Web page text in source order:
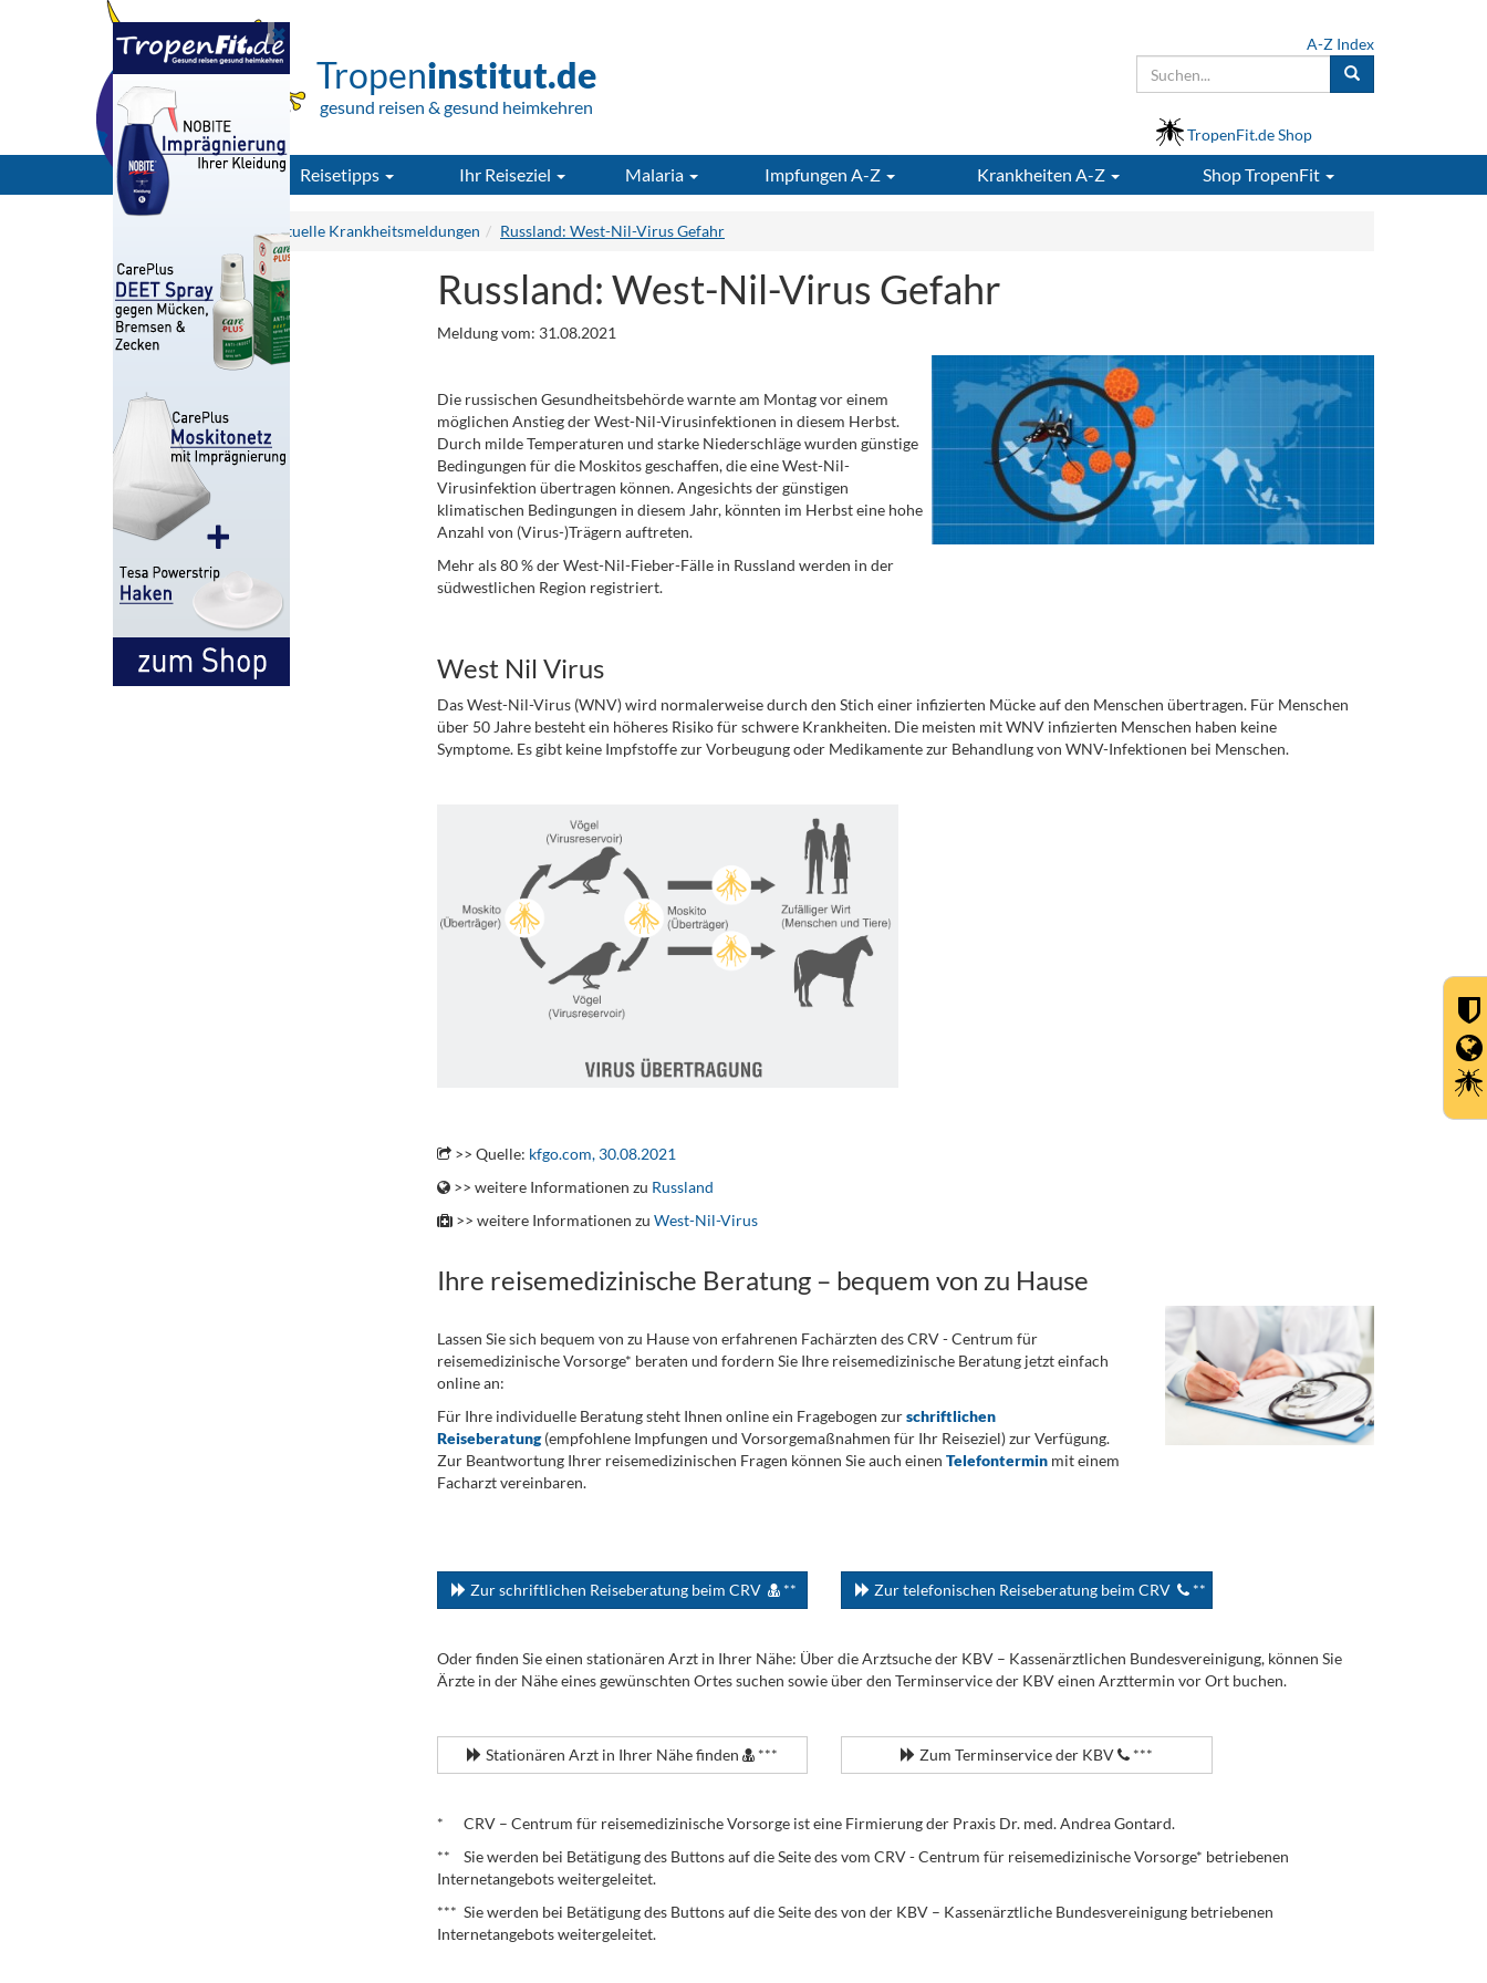
Tropeninstitut.de
gesund reisen & gesund heimkehren
A-Z Index
TropenFit.de Shop
Reisetipps Ihr Reiseziel Malaria Impfungen A-Z Krankheiten A-Z ShopTropenFit
Aktuelle Krankheitsmeldungen Russland: West-Nil-Virus Gefahr
Russland: West-Nil-Virus Gefahr
Meldung vom: 31.08.2021
Die russischen Gesundheitsbehörde warnte am Montag vor einem
möglichen Anstieg der West-Nil-Virusinfektionen in diesem Herbst.
Durch milde Temperaturen und starke Niederschläge wurden günstige
Bedingungen für die Moskitos geschaffen, die eine West-Nil-
Virusinfektion übertragen können. Angesichts der günstigen
klimatischen Bedingungen in diesem Jahr, könnten im Herbst eine hohe
Anzahl von (Virus-)Trägern auftreten.
Mehr als 80 % der West-Nil-Fieber-Fälle in Russland werden in der
südwestlichen Region registriert.
West Nil Virus
Das West-Nil-Virus (WNV) wird normalerweise durch den Stich einer infizierten Mücke auf den Menschen übertragen. Für Menschen
über 50 Jahre besteht ein höheres Risiko für schwere Krankheiten. Die meisten mit WNV infizierten Menschen haben keine
Symptome. Es gibt keine Impfstoffe zur Vorbeugung oder Medikamente zur Behandlung von WNV-Infektionen bei Menschen.
>> Quelle: kfgo.com, 30.08.2021
>> weitere Informationen zu Russland
>> weitere Informationen zu West-Nil-Virus
Ihre reisemedizinische Beratung – bequem von zu Hause
Lassen Sie sich bequem von zu Hause von erfahrenen Fachärzten des CRV - Centrum für
reisemedizinische Vorsorge* beraten und fordern Sie Ihre reisemedizinische Beratung jetzt einfach
online an:
Für Ihre individuelle Beratung steht Ihnen online ein Fragebogen zurschriftlichen
Reiseberatung(empfohlene Impfungen und Vorsorgemaßnahmen für Ihr Reiseziel) zur Verfügung.
Zur Beantwortung Ihrer reisemedizinischen Fragen können Sie auch einen Telefonterminmit einem
Facharzt vereinbaren.
Zur schriftlichen Reiseberatung beim CRV ** Zur telefonischen Reiseberatung beim CRV **
Oder finden Sie einen stationären Arzt in Ihrer Nähe: Über die Arztsuche der KBV – Kassenärztlichen Bundesvereinigung, können Sie
Ärzte in der Nähe eines gewünschten Ortes suchen sowie über den Terminservice der KBV einen Arzttermin vor Ort buchen.
Stationären Arzt in Ihrer Nähe finden *** Zum Terminservice der KBV ***
* CRV – Centrum für reisemedizinische Vorsorge ist eine Firmierung der Praxis Dr. med. Andrea Gontard.
** Sie werden bei Betätigung des Buttons auf die Seite des vom CRV - Centrum für reisemedizinische Vorsorge* betriebenen
Internetangebots weitergeleitet.
*** Sie werden bei Betätigung des Buttons auf die Seite des von der KBV – Kassenärztliche Bundesvereinigung betriebenen
Internetangebots weitergeleitet.